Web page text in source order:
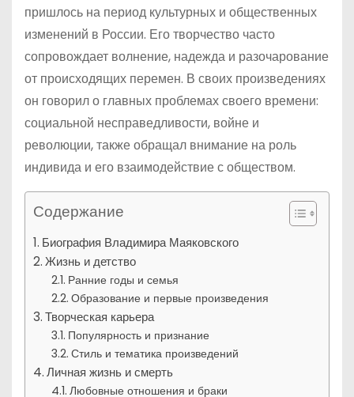
пришлось на период культурных и общественных
изменений в России. Его творчество часто
сопровождает волнение, надежда и разочарование
от происходящих перемен. В своих произведениях
он говорил о главных проблемах своего времени:
социальной несправедливости, войне и
революции, также обращал внимание на роль
индивида и его взаимодействие с обществом.
Содержание
Биография Владимира Маяковского
Жизнь и детство
Ранние годы и семья
Образование и первые произведения
Творческая карьера
Популярность и признание
Стиль и тематика произведений
Личная жизнь и смерть
Любовные отношения и браки